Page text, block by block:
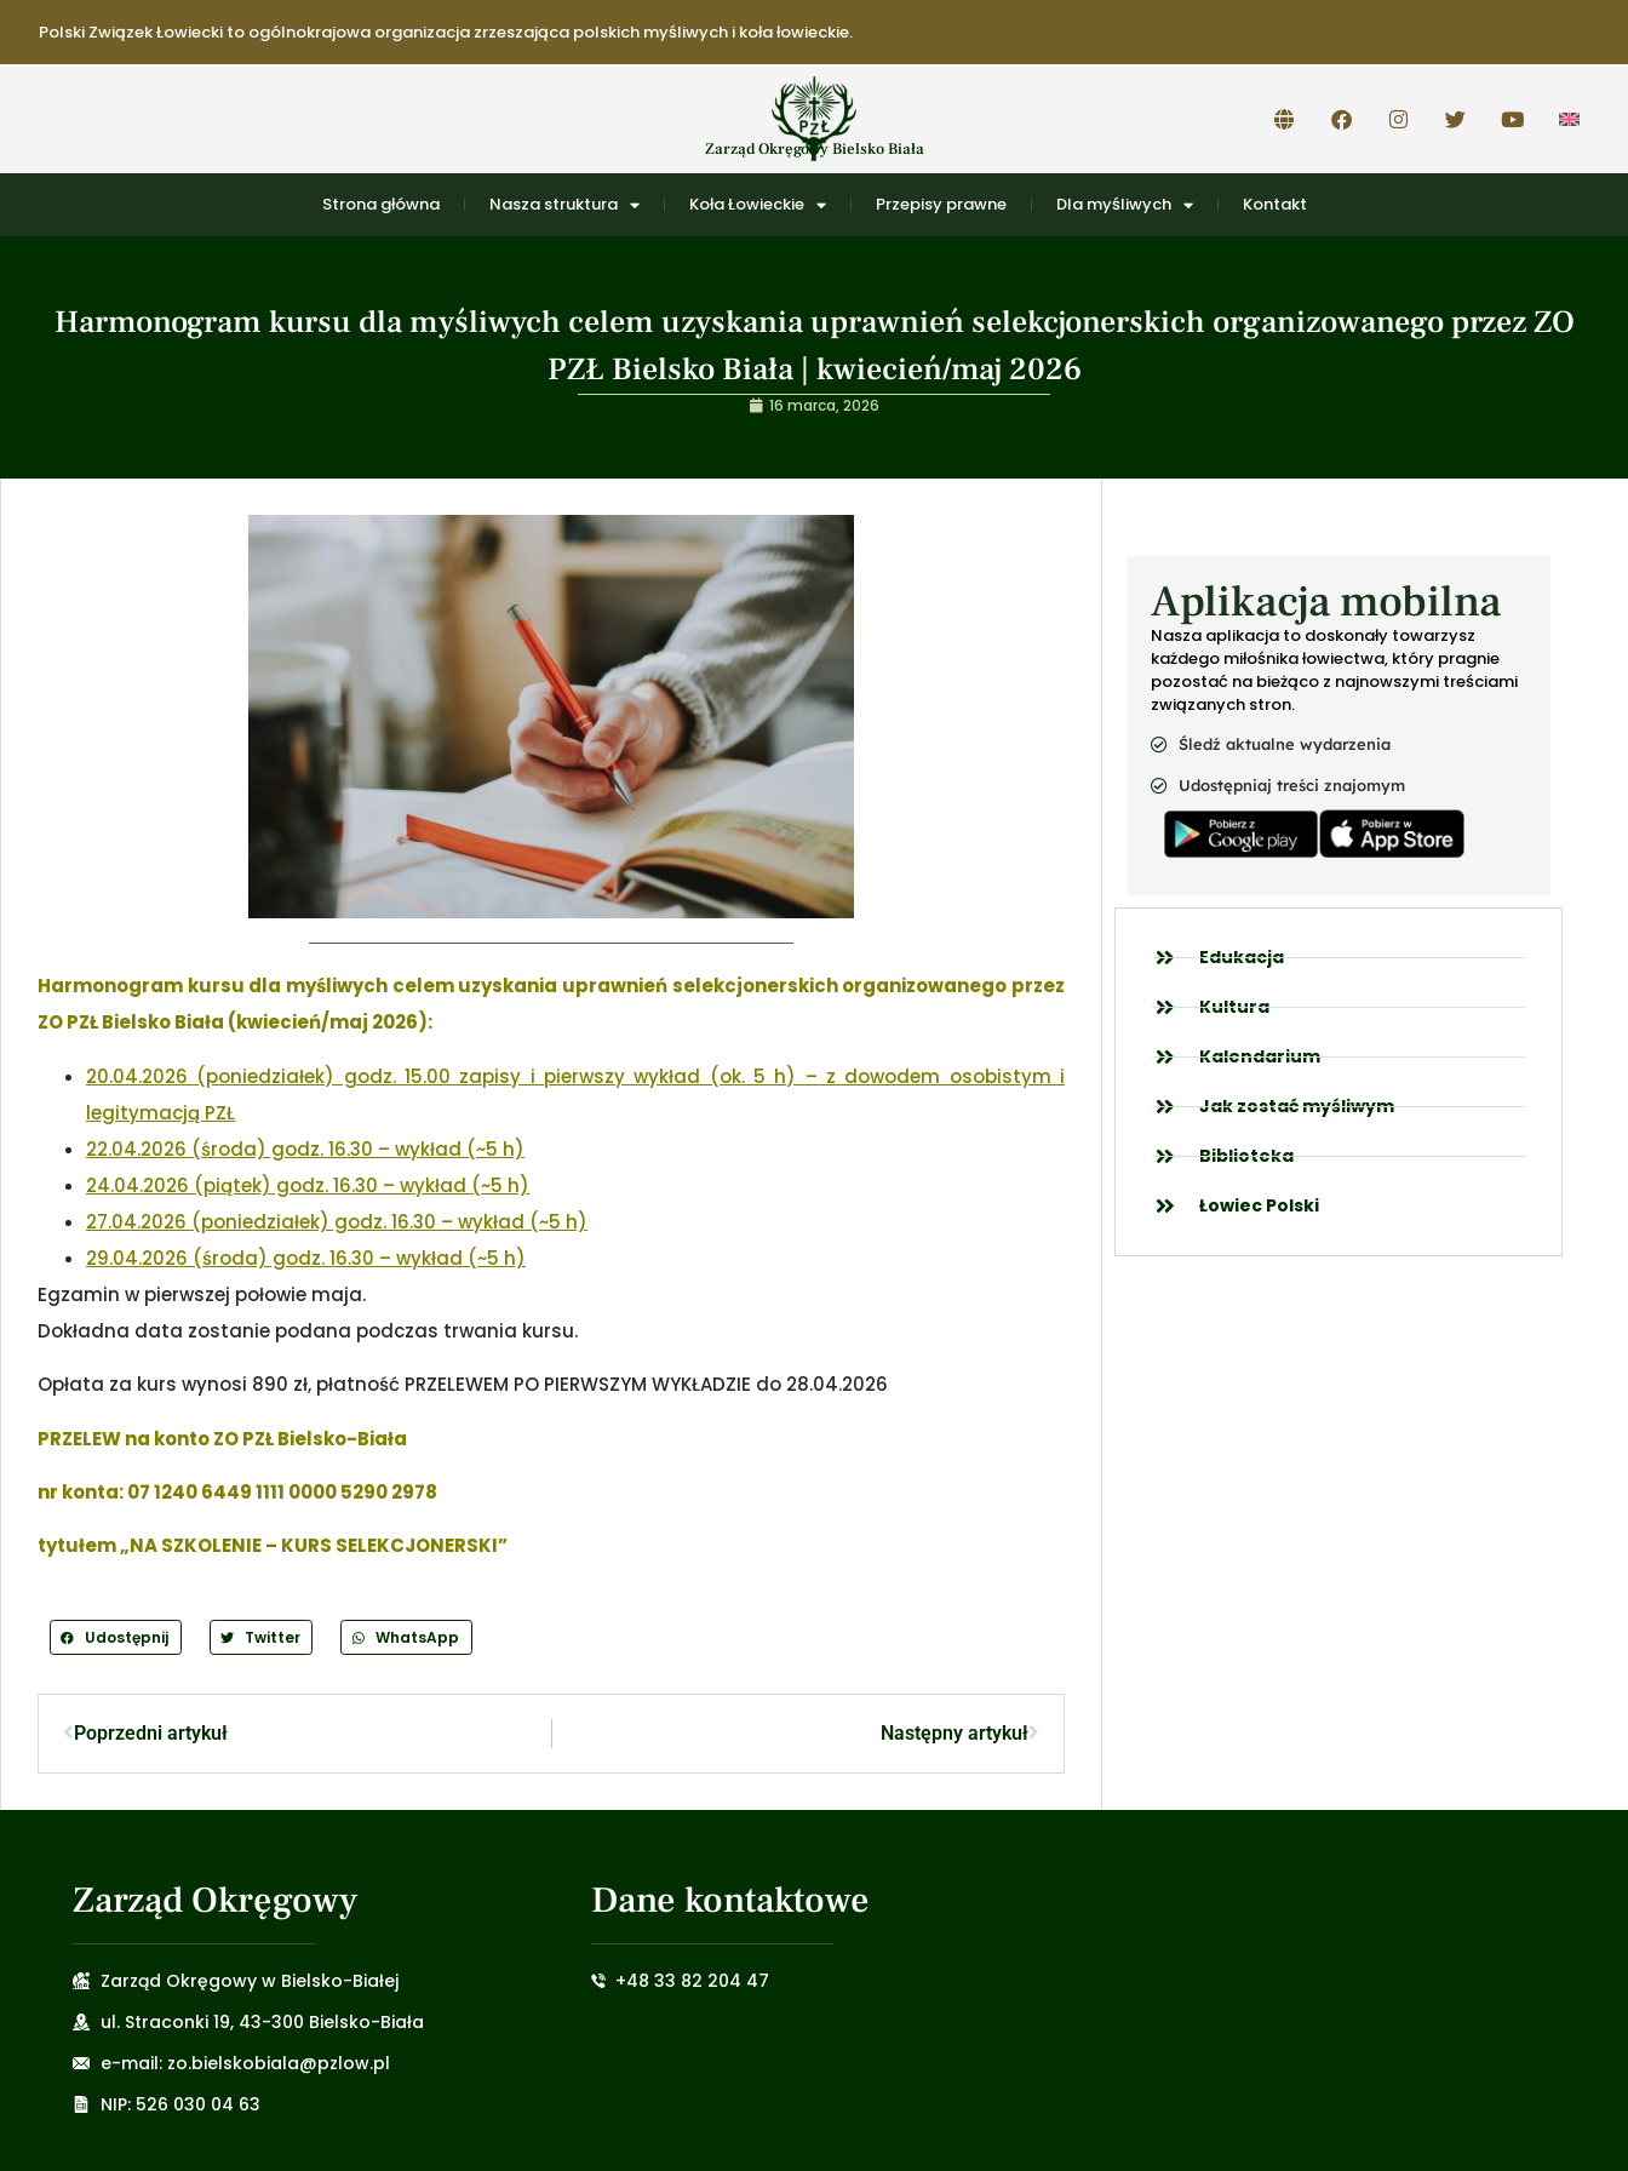
Polski Związek Łowiecki to ogólnokrajowa organizacja zrzeszająca polskich myśliwych i koła łowieckie.
Zarząd Okręgowy Bielsko Biała
Strona główna Nasza struktura Koła Łowieckie Przepisy prawne Dla myśliwych Kontakt
Harmonogram kursu dla myśliwych celem uzyskania uprawnień selekcjonerskich organizowanego przez ZO
PZŁ Bielsko Biała | kwiecień/maj 2026
16 marca, 2026
Harmonogram kursu dla myśliwych celem uzyskania uprawnień selekcjonerskich organizowanego przez
ZO PZŁ Bielsko Biała (kwiecień/maj 2026):
20.04.2026 (poniedziałek) godz. 15.00 zapisy i pierwszy wykład (ok. 5 h) – z dowodem osobistym i
legitymacją PZŁ
22.04.2026 (środa) godz. 16.30 – wykład (~5 h)
24.04.2026 (piątek) godz. 16.30 – wykład (~5 h)
27.04.2026 (poniedziałek) godz. 16.30 – wykład (~5 h)
29.04.2026 (środa) godz. 16.30 – wykład (~5 h)
Egzamin w pierwszej połowie maja.
Dokładna data zostanie podana podczas trwania kursu.
Opłata za kurs wynosi 890 zł, płatność PRZELEWEM PO PIERWSZYM WYKŁADZIE do 28.04.2026
PRZELEW na konto ZO PZŁ Bielsko-Biała
nr konta: 07 1240 6449 1111 0000 5290 2978
tytułem „NA SZKOLENIE – KURS SELEKCJONERSKI”
Udostępnij Twitter WhatsApp
Poprzedni artykuł Następny artykuł
Aplikacja mobilna
Nasza aplikacja to doskonały towarzysz
każdego miłośnika łowiectwa, który pragnie
pozostać na bieżąco z najnowszymi treściami
związanych stron.
Śledź aktualne wydarzenia
Udostępniaj treści znajomym
Edukacja
Kultura
Kalendarium
Jak zostać myśliwym
Biblioteka
Łowiec Polski
Zarząd Okręgowy
Zarząd Okręgowy w Bielsko-Białej
ul. Straconki 19, 43-300 Bielsko-Biała
e-mail: zo.bielskobiala@pzlow.pl
NIP: 526 030 04 63
Dane kontaktowe
+48 33 82 204 47